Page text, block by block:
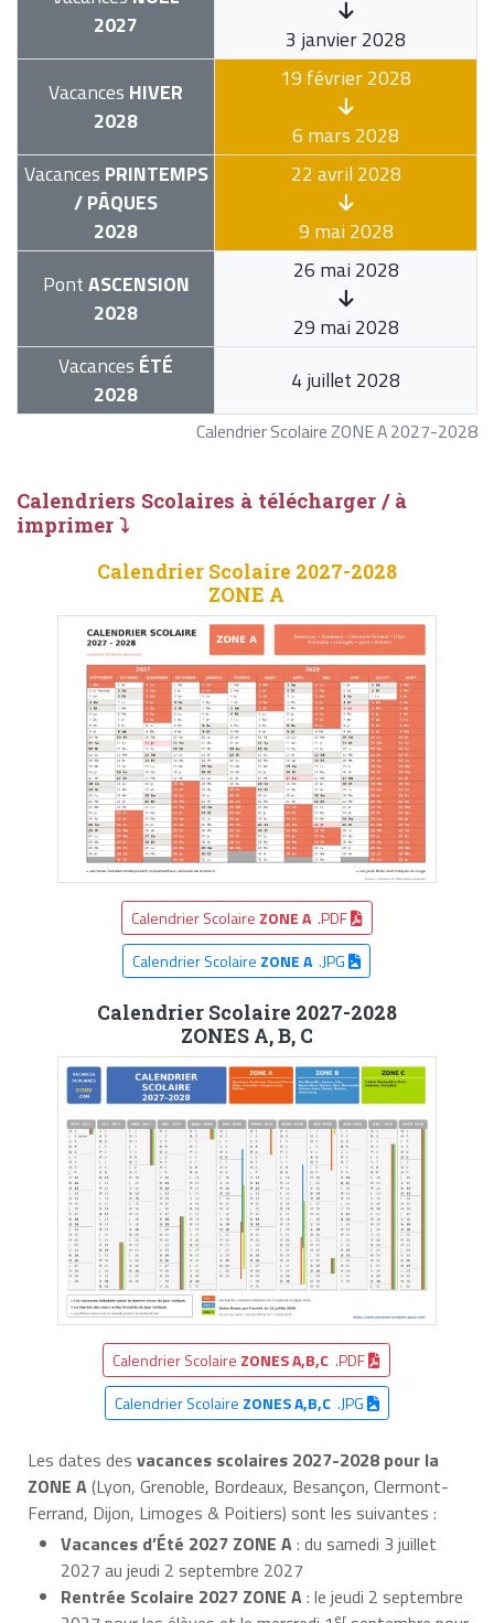
Calendrier Scolaire ZONE A 2027-2028
2027
3 janvier 2028
Vacances HIVER
2028
19 février 2028
6 mars 2028
Vacances PRINTEMPS
/ PÂQUES
2028
22 avril 2028
9 mai 2028
PontASCENSION
2028
26 mai 2028
29 mai 2028
Vacances ÉTÉ
2028
4 juillet 2028
Calendriers Scolaires à télécharger / à
imprimer ⤵
Calendrier Scolaire 2027-2028
ZONE A
Calendrier Scolaire ZONE A.PDF
Calendrier Scolaire ZONE A .JPG
Calendrier Scolaire 2027-2028
ZONES A, B, C
Calendrier Scolaire ZONES A,B,C .PDF
Calendrier Scolaire ZONES A,B,C.JPG
Les dates des vacances scolaires 2027-2028pour la
ZONE A(Lyon, Grenoble, Bordeaux, Besançon, Clermont-
Ferrand, Dijon, Limoges & Poitiers) sont les suivantes :
Vacances d’Été 2027 ZONE A: du samedi 3 juillet
2027 au jeudi 2 septembre 2027
Rentrée Scolaire 2027 ZONE A: le jeudi 2 septembre
er